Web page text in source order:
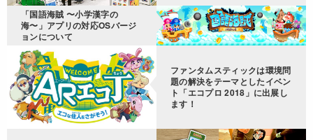
「国語海賊 〜小学漢字の
海〜」アプリの対応OSバージ
ョンについて
ファンタムスティックは環境問
題の解決をテーマとしたイベン
ト「エコプロ 2018」に出展し
ます！